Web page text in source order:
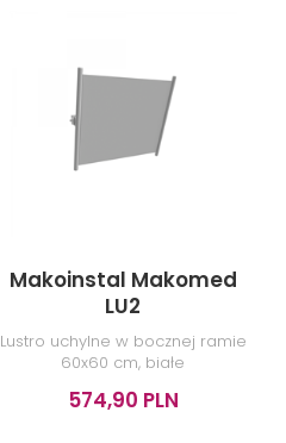
Makoinstal Makomed
LU2
Lustro uchylne w bocznej ramie
60x60 cm, białe
574,90 PLN